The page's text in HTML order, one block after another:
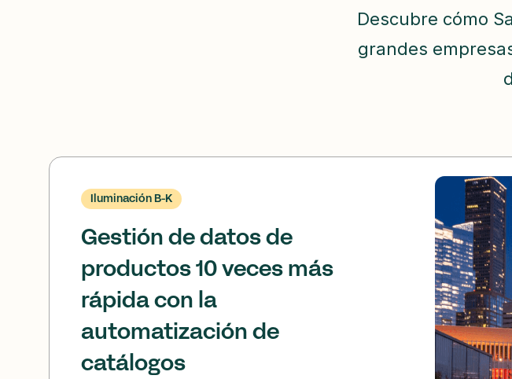
Descubre cómo
grandes
Iluminación B-K
Gestión de datos de
productos 10 veces más
rápida con la
automatización de
catálogos